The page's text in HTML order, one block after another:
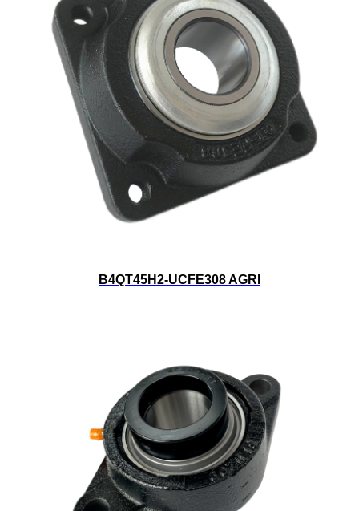
B4QT45H2-UCFE308 AGRI